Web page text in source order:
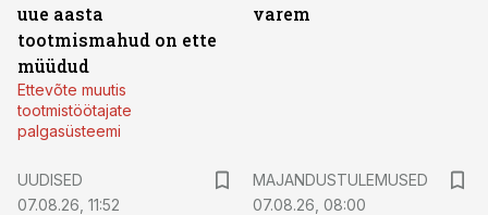
uue aasta
tootmismahud on ette
müüdud
Ettevõte muutis
tootmistöötajate
palgasüsteemi
varem
UUDISED
07.08.26, 11:52
MAJANDUSTULEMUSED
07.08.26, 08:00